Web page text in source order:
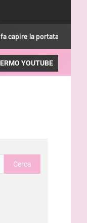
portata di Palermo”
YOUTUBE